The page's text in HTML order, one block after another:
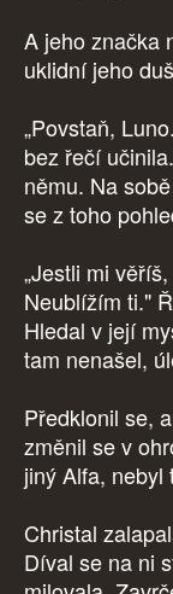
A jeho značka
uklidní jeho
„Povstaň,
bez řečí
němu. Na
se z toho
„Jestli mi
Neublížím ti."
Hledal v její
tam nenašel,
Předklonil se,
změnil se v
jiný Alfa, nebyl
Christal
Díval se na ni